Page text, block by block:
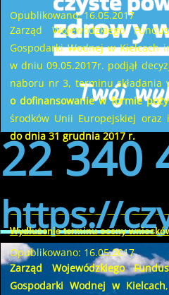
22 340
https://
Opublikowano: 16.05.2017
Zarząd Wojewódzkiego
Gospodarki Wodnej w Kielcach
w dniu 09.05.2017r. podjął
naboru nr 3, terminu składania
o dofinansowanie w formie
środków Unii Europejskiej oraz
do dnia 31 grudnia 2017 r.
Wydłużenie terminu oceny
Opublikowano: 16.05.2017
Zarząd Wojewódzkiego
Gospodarki Wodnej w Kielcach